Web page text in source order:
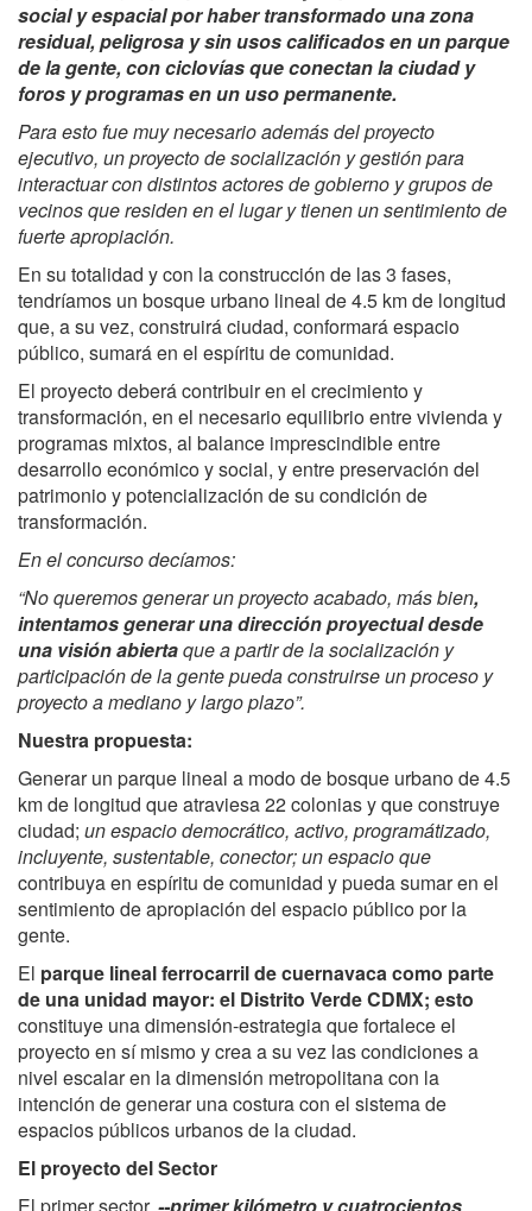
social y espacial por haber transformado una zona
residual, peligrosa y sin usos calificados en un parque
de la gente, con ciclovías que conectan la ciudad y
foros y programas en un uso permanente.
Para esto fue muy necesario además del proyecto
ejecutivo, un proyecto de socialización y gestión para
interactuar con distintos actores de gobierno y grupos de
vecinos que residen en el lugar y tienen un sentimiento de
fuerte apropiación.
En su totalidad y con la construcción de las 3 fases,
tendríamos un bosque urbano lineal de 4.5 km de longitud
que, a su vez, construirá ciudad, conformará espacio
público, sumará en el espíritu de comunidad.
El proyecto deberá contribuir en el crecimiento y
transformación, en el necesario equilibrio entre vivienda y
programas mixtos, al balance imprescindible entre
desarrollo económico y social, y entre preservación del
patrimonio y potencialización de su condición de
transformación.
En el concurso decíamos:
“No queremos generar un proyecto acabado, más bien,
intentamos generar una dirección proyectual desde
una visión abiertaque a partir de la socialización y
participación de la gente pueda construirse un proceso y
proyecto a mediano y largo plazo”.
Nuestra propuesta:
Generar un parque lineal a modo de bosque urbano de 4.5
km de longitud que atraviesa 22 colonias y que construye
ciudad; un espacio democrático, activo, programátizado,
incluyente, sustentable, conector; un espacio que
contribuya en espíritu de comunidad y pueda sumar en el
sentimiento de apropiación del espacio público por la
gente.
El parque lineal ferrocarril de cuernavaca como parte
de una unidad mayor: el Distrito Verde CDMX; esto
constituye una dimensión-estrategia que fortalece el
proyecto en sí mismo y crea a su vez las condiciones a
nivel escalar en la dimensión metropolitana con la
intención de generar una costura con el sistema de
espacios públicos urbanos de la ciudad.
El proyecto del Sector